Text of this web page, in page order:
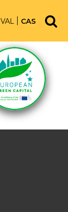
VAL CAS